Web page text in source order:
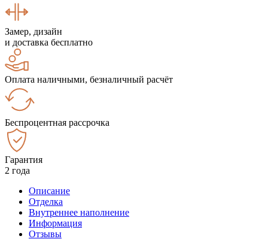
Замер, дизайн
и доставка бесплатно
Оплата наличными, безналичный расчёт
Беспроцентная рассрочка
Гарантия
2 года
Описание
Отделка
Внутреннее наполнение
Информация
Отзывы